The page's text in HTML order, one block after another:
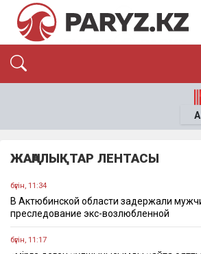
ЭКОНОМИКА
ОҚИҒА
ЖАҢАЛЫҚТАР ЛЕНТАСЫ
бүгін, 11:34
В Актюбинской области задержали
преследование экс-возлюбленной
бүгін, 11:17